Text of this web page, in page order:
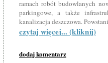
ramach robót budowlanych
parkingowe, a także
kanalizacja deszczowa.
czytaj więcej... (kliknij)
dodaj komentarz